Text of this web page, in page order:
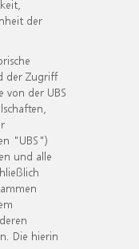
der
der Zugriff
von der UBS
"UBS")
und alle
Die hierin